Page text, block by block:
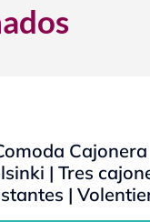
Cajonera
| Tres
|